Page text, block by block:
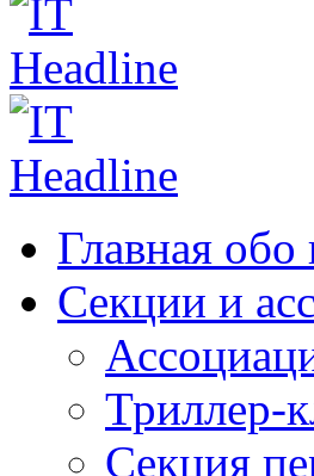
Главная обо
Секции и
Триллер-
Секция